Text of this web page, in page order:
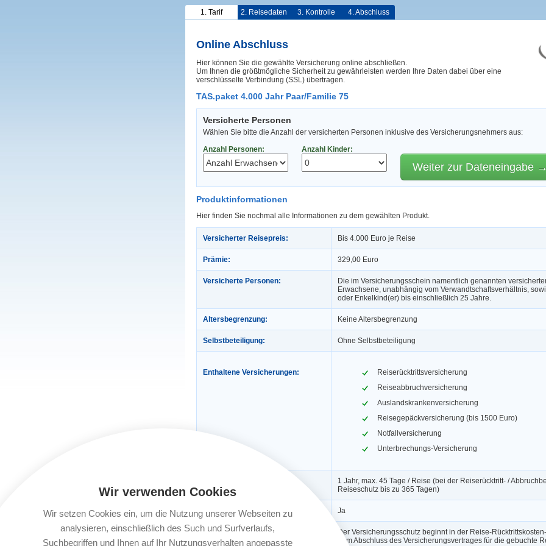
1. Tarif 2. Reisedaten 3. Kontrolle 4. Abschluss
Online Abschluss
Hier können Sie die gewählte Versicherung online abschließen.
Um Ihnen die größtmögliche Sicherheit zu gewährleisten werden Ihre Daten dabei über eine
verschlüsselte Verbindung (SSL) übertragen.
TAS.paket 4.000 Jahr Paar/Familie 75
Versicherte Personen
Wählen Sie bitte die Anzahl der versicherten Personen inklusive des Versicherungsnehmers aus:
Anzahl Personen:
Anzahl Kinder:
Weiter zur Dateneingabe
Produktinformationen
Hier finden Sie nochmal alle Informationen zu dem gewählten Produkt.
Versicherter Reisepreis: Bis 4.000 Euro je Reise
Prämie: 329,00 Euro
Versicherte Personen:
Die im Versicherungsschein namentlich genannten
Erwachsene, unabhängig vom Verwandtschaftsverhältnis,
oder Enkelkind(er) bis einschließlich 25 Jahre.
Altersbegrenzung: Keine Altersbegrenzung
Selbstbeteiligung: Ohne Selbstbeteiligung
Enthaltene Versicherungen:
Reiserücktrittsversicherung
Reiseabbruchversicherung
Auslandskrankenversicherung
Reisegepäckversicherung (bis 1500 Euro)
Notfallversicherung
Unterbrechungs-Versicherung
1 Jahr, max. 45 Tage / Reise (bei der Reiserücktritt- /
Reiseschutz bis zu 365 Tagen)
Automatische Verlängerung: Ja
Buchungsfrist:
Der Versicherungsschutz beginnt in der Reise-
dem Abschluss des Versicherungsvertrages für die gebuchte
Wir verwenden Cookies
Wir setzen Cookies ein, um die Nutzung unserer Webseiten zu
analysieren, einschließlich des Such und Surfverlaufs,
Suchbegriffen und Ihnen auf Ihr Nutzungsverhalten angepasste